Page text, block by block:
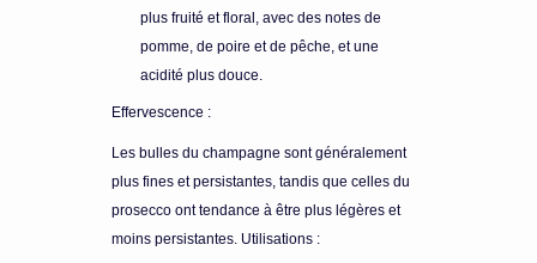
plus fruité et floral, avec des notes de
pomme, de poire et de pêche, et une
acidité plus douce.
Effervescence :
Les bulles du champagne sont généralement
plus fines et persistantes, tandis que celles du
prosecco ont tendance à être plus légères et
moins persistantes. Utilisations :